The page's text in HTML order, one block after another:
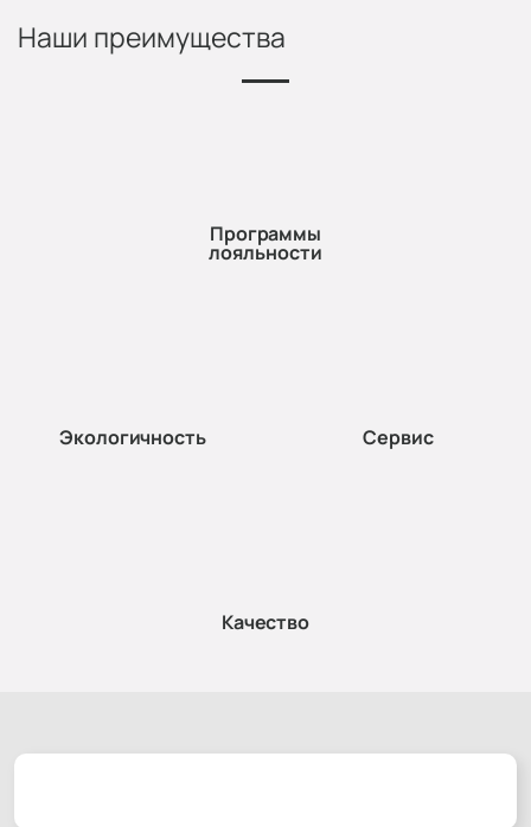
Наши преимущества
Программы
лояльности
Экологичность Сервис
Качество